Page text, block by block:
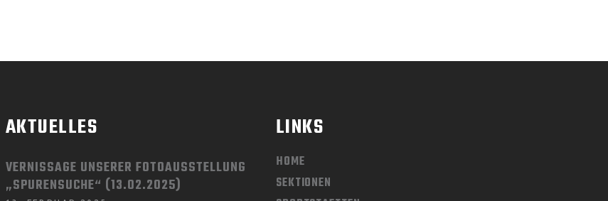
AKTUELLES
VERNISSAGE UNSERER FOTOAUSSTELLUNG
„SPURENSUCHE“ (13.02.2025)
LINKS
HOME
SEKTIONEN